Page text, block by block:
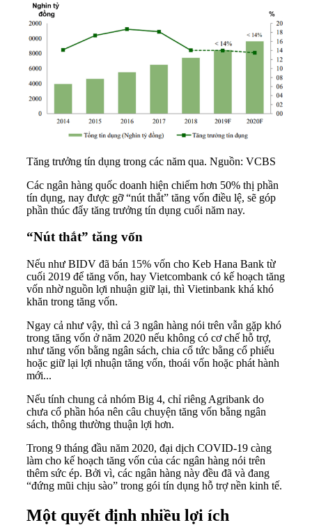
Tăng trưởng tín dụng trong các năm qua. Nguồn: VCBS
Các ngân hàng quốc doanh hiện chiếm hơn 50% thị phần
tín dụng, nay được gỡ “nút thắt” tăng vốn điều lệ, sẽ góp
phần thúc đẩy tăng trưởng tín dụng cuối năm nay.
“Nút thắt” tăng vốn
Nếu như BIDV đã bán 15% vốn cho Keb Hana Bank từ
cuối 2019 để tăng vốn, hay Vietcombank có kế hoạch tăng
vốn nhờ nguồn lợi nhuận giữ lại, thì Vietinbank khá khó
khăn trong tăng vốn.
Ngay cả như vậy, thì cả 3 ngân hàng nói trên vẫn gặp khó
trong tăng vốn ở năm 2020 nếu không có cơ chế hỗ trợ,
như tăng vốn bằng ngân sách, chia cổ tức bằng cổ phiếu
hoặc giữ lại lợi nhuận tăng vốn, thoái vốn hoặc phát hành
mới...
Nếu tính chung cả nhóm Big 4, chỉ riêng Agribank do
chưa cổ phần hóa nên câu chuyện tăng vốn bằng ngân
sách, thông thường thuận lợi hơn.
Trong 9 tháng đầu năm 2020, đại dịch COVID-19 càng
làm cho kế hoạch tăng vốn của các ngân hàng nói trên
thêm sức ép. Bởi vì, các ngân hàng này đều đã và đang
“đứng mũi chịu sào” trong gói tín dụng hỗ trợ nền kinh tế.
Một quyết định nhiều lợi ích